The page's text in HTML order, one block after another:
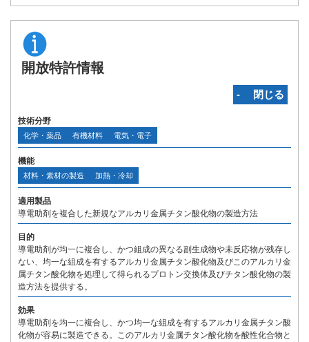
開放特許情報
‐ 閉じる
技術分野
化学・薬品 有機材料 電気・電子
機能
材料・素材の製造 加熱・冷却
適用製品
導電助剤を複合した新規なアルカリ金属チタン酸化物の製造方法
目的
導電助剤が均一に複合し、かつ組成の異なる副生成物や未反応物が残存し
ない、均一な組成を有するアルカリ金属チタン酸化物及びこのアルカリ金
属チタン酸化物を処理して得られるプロトン交換体及びチタン酸化物の製
造方法を提供する。
効果
導電助剤を均一に複合し、かつ均一な組成を有するアルカリ金属チタン酸
化物が容易に製造できる。このアルカリ金属チタン酸化物を酸性化合物と